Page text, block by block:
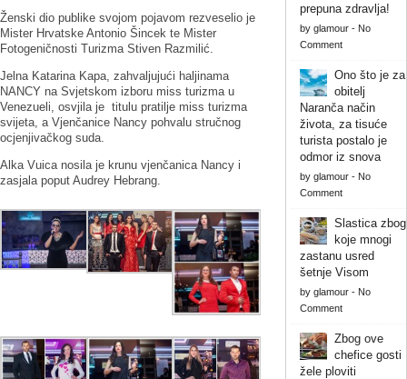
Ženski dio publike svojom pojavom rezveselio je
Mister Hrvatske Antonio Šincek te Mister
Fotogeničnosti Turizma Stiven Razmilić.
Jelna Katarina Kapa, zahvaljujući haljinama
NANCY na Svjetskom izboru miss turizma u
Venezueli, osvjila je titulu pratilje miss turizma
svijeta, a Vjenčanice Nancy pohvalu stručnog
ocjenjivačkog suda.
Alka Vuica nosila je krunu vjenčanica Nancy i
zasjala poput Audrey Hebrang.
prepuna zdravlja!
by glamour- No
Comment
Ono što je za
obitelj
Naranča način
života, za tisuće
turista postalo je
odmor iz snova
by glamour- No
Comment
Slastica zbog
koje mnogi
zastanu usred
šetnje Visom
by glamour- No
Comment
Zbog ove
chefice gosti
žele ploviti